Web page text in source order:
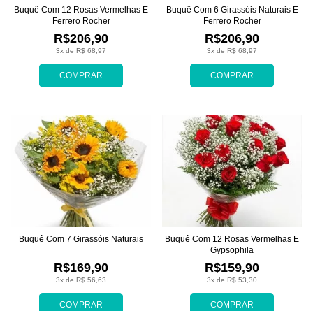
COMPRAR
3x de R$ 68,97
R$206,90
Buquê Com 12 Rosas Vermelhas E
Ferrero Rocher
COMPRAR
3x de R$ 68,97
R$206,90
Buquê Com 6 Girassóis Naturais E
Ferrero Rocher
COMPRAR
3x de R$ 56,63
R$169,90
Buquê Com 7 Girassóis Naturais
COMPRAR
3x de R$ 53,30
R$159,90
Buquê Com 12 Rosas Vermelhas E
Gypsophila